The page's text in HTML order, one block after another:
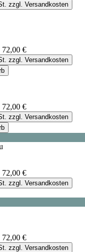
zzgl. Versandkosten
72,00 €
zzgl. Versandkosten
72,00 €
zzgl. Versandkosten
72,00 €
zzgl. Versandkosten
72,00 €
zzgl. Versandkosten